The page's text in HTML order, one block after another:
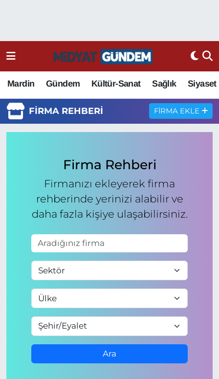
Mardin Gündem Kültür-Sanat Sağlık Siyaset
FIRMA REHBERI FIRMA EKLE
Firma Rehberi
Firmanızı ekleyerek firma
rehberinde yerinizi alabilir ve
daha fazla kişiye ulaşabilirsiniz.
Ara